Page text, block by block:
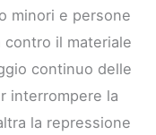
minori e persone
il materiale
continuo delle
interrompere la
la repressione